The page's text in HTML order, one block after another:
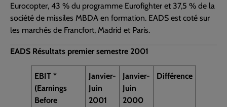
Eurocopter, 43 % du programme Eurofighter et 37,5 % de la
société de missiles MBDA en formation. EADS est coté sur
les marchés de Francfort, Madrid et Paris.
EADS Résultats premier semestre 2001
EBIT *
(Earnings
Before
Janvier-
Juin
2001
Janvier-
Juin
2000
Différence